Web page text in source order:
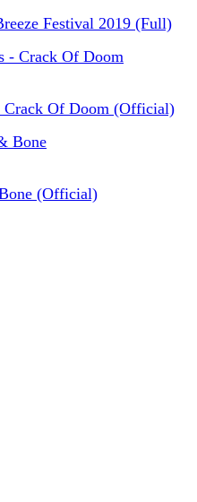
Festival 2019 (Full)
Crack Of Doom (Official)
(Official)